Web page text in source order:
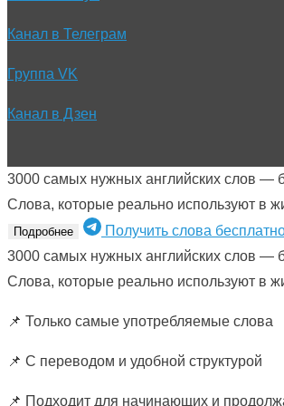
Канал в Телеграм
Группа VK
Канал в Дзен
3000 самых нужных английских слов —
Слова, которые реально используют в
Подробнее
Получить слова
3000 самых нужных английских слов —
Слова, которые реально используют в
📌 Только самые употребляемые слова
📌 С переводом и удобной структурой
📌 Подходит для начинающих и